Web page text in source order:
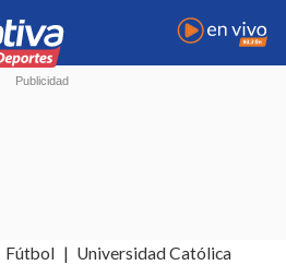
Fútbol Universidad Católica